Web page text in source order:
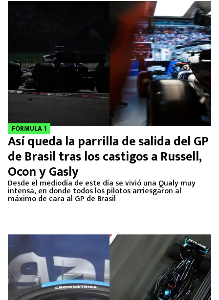
FÓRMULA 1
Así queda la parrilla de salida del GP
de Brasil tras los castigos a Russell,
Ocon y Gasly
Desde el mediodía de este día se vivió una Qualy muy
intensa, en donde todos los pilotos arriesgaron al
máximo de cara al GP de Brasil